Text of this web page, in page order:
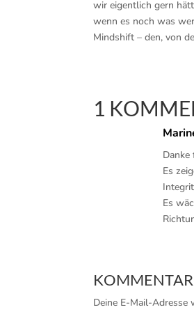
wir eigentlich gern
wenn es noch was
Mindshift – den, von
1
Danke
Es
Es
Deine E-Mail-